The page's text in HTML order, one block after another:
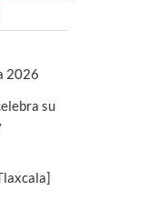
e
2026
su